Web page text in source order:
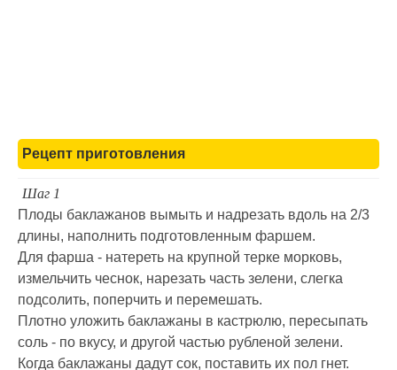
Рецепт приготовления
Шаг 1
Плоды баклажанов вымыть и надрезать вдоль на 2/3
длины, наполнить подготовленным фаршем.
Для фарша - натереть на крупной терке морковь,
измельчить чеснок, нарезать часть зелени, слегка
подсолить, поперчить и перемешать.
Плотно уложить баклажаны в кастрюлю, пересыпать
соль - по вкусу, и другой частью рубленой зелени.
Когда баклажаны дадут сок, поставить их пол гнет.